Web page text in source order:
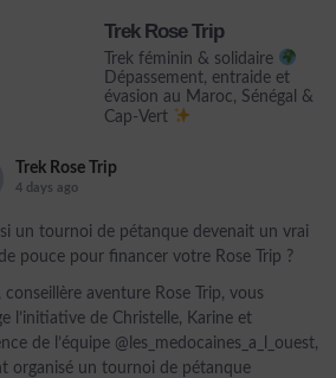
Trek Rose Trip
Trek féminin & solidaire
Dépassement, entraide et
évasion au Maroc, Sénégal &
Cap-Vert
Trek Rose Trip
4 days ago
si un tournoi de pétanque devenait un vrai
pouce pour financer votre Rose Trip ?
conseillère aventure Rose Trip, vous
l’initiative de Christelle, Karine et
de l’équipe @les_medocaines_a_l_ouest,
organisé un tournoi de pétanque